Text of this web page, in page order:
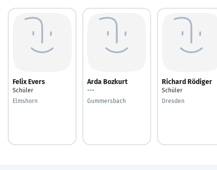
Felix Evers
Schüler
Elmshorn
Arda Bozkurt
---
Gummersbach
Richard Rödiger
Schüler
Dresden